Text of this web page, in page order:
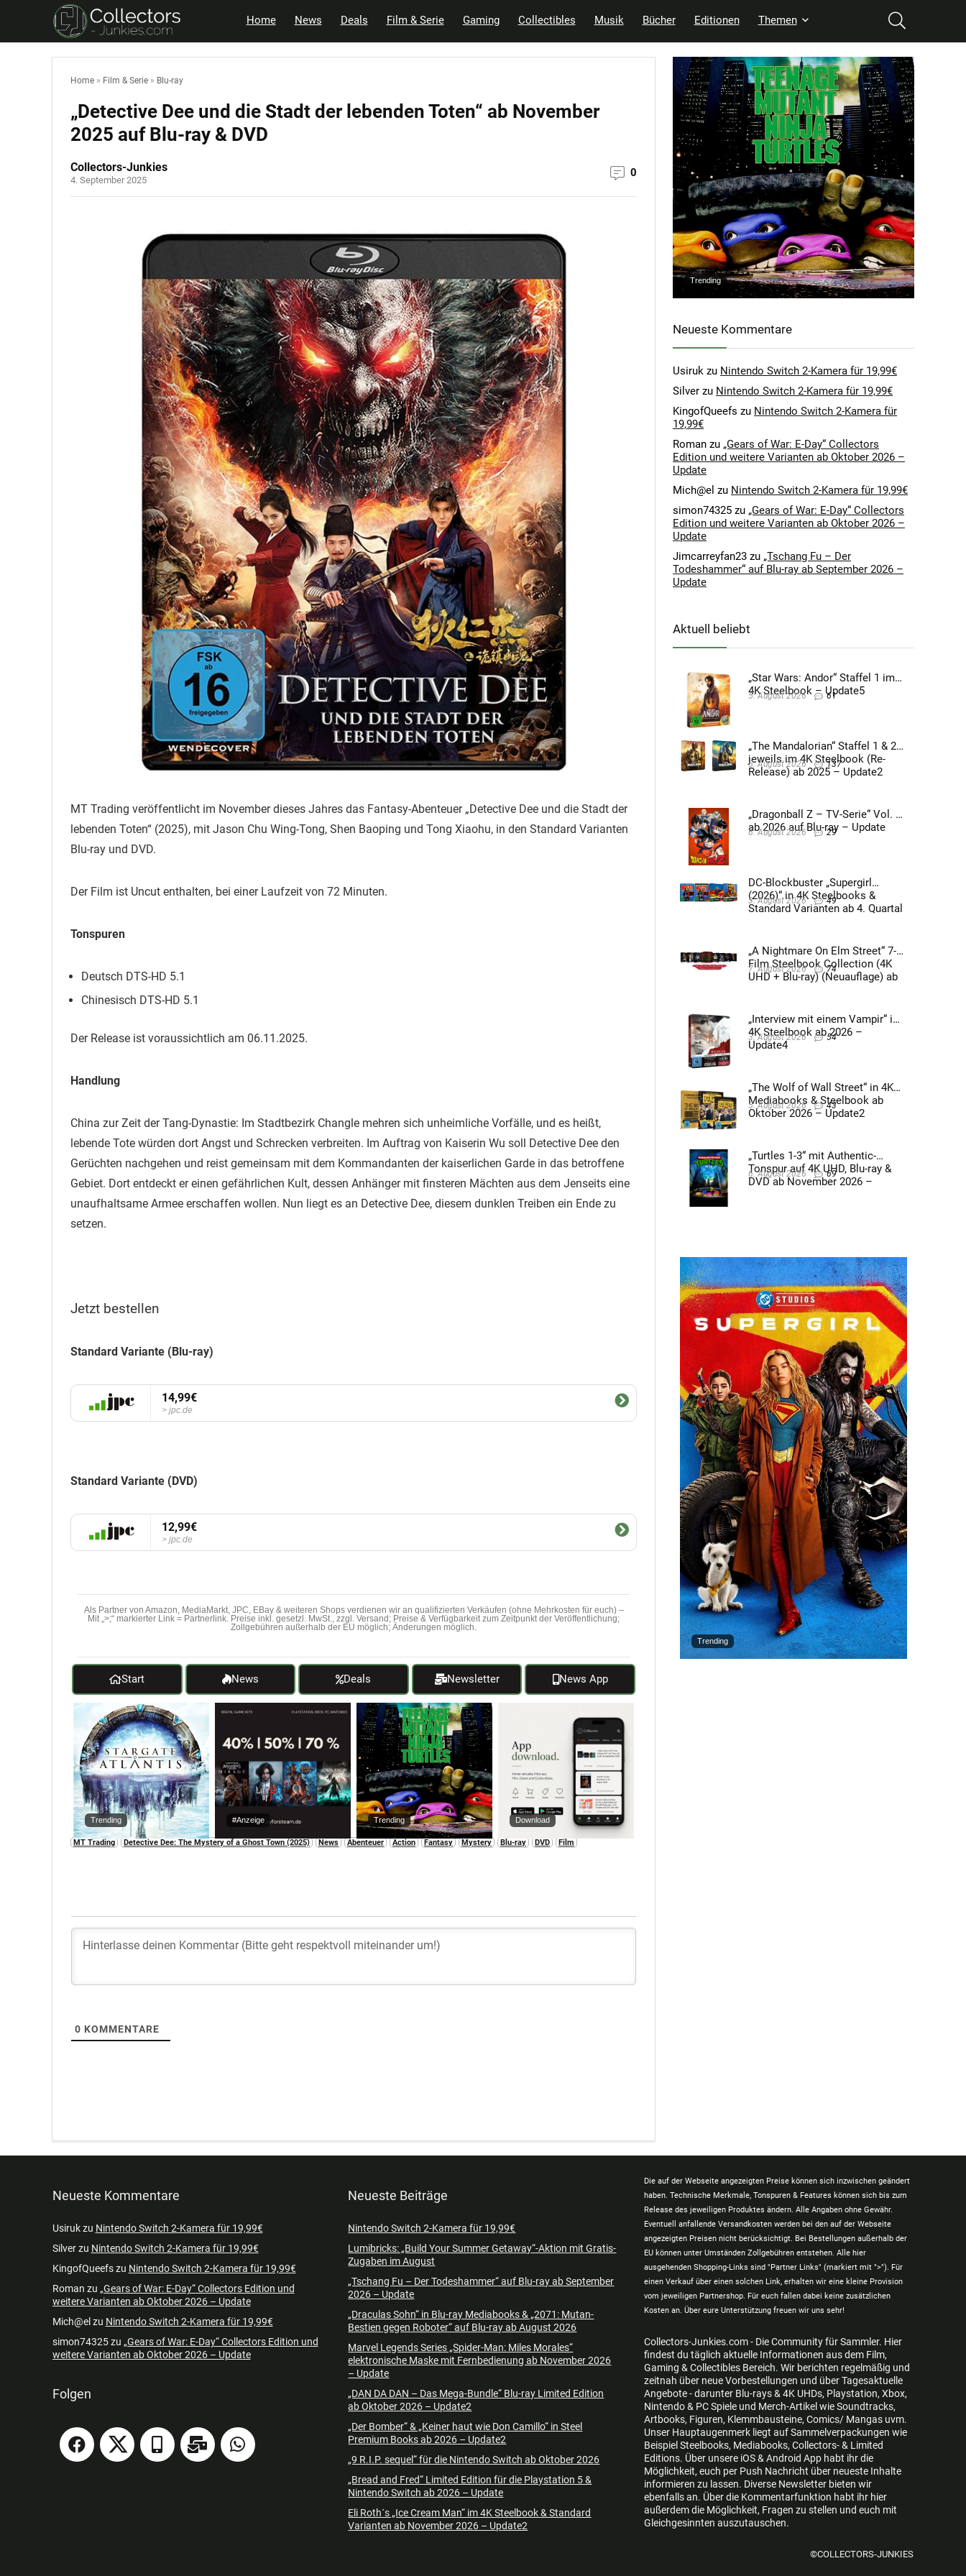
Home News Deals Film & Serie Gaming Collectibles Musik Bücher Editionen Themen
Home » Film & Serie » Blu-ray
„Detective Dee und die Stadt der lebenden Toten“ ab November
2025 auf Blu-ray & DVD
Collectors-Junkies
4. September 2025
0
MT Trading veröffentlicht im November dieses Jahres das Fantasy-Abenteuer „Detective Dee und die Stadt der
lebenden Toten“ (2025), mit Jason Chu Wing-Tong, Shen Baoping und Tong Xiaohu, in den Standard Varianten
Blu-ray und DVD.
Der Film ist Uncut enthalten, bei einer Laufzeit von 72 Minuten.
Tonspuren
Deutsch DTS-HD 5.1
Chinesisch DTS-HD 5.1
Der Release ist voraussichtlich am 06.11.2025.
Handlung
China zur Zeit der Tang-Dynastie: Im Stadtbezirk Changle mehren sich unheimliche Vorfälle, und es heißt,
lebende Tote würden dort Angst und Schrecken verbreiten. Im Auftrag von Kaiserin Wu soll Detective Dee den
Gerüchten nachgehen und reist gemeinsam mit dem Kommandanten der kaiserlichen Garde in das betroffene
Gebiet. Dort entdeckt er einen gefährlichen Kult, dessen Anhänger mit finsteren Mächten aus dem Jenseits eine
unaufhaltsame Armee erschaffen wollen. Nun liegt es an Detective Dee, diesem dunklen Treiben ein Ende zu
setzen.
Jetzt bestellen
Standard Variante (Blu-ray)
14,99€
jpc.de
Standard Variante (DVD)
12,99€
jpc.de
Als Partner von Amazon, MediaMarkt, JPC, EBay & weiteren Shops verdienen wir an qualifizierten Verkäufen (ohne Mehrkosten für euch) –
Mit „>;“ markierter Link = Partnerlink. Preise inkl. gesetzl. MwSt., zzgl. Versand; Preise & Verfügbarkeit zum Zeitpunkt der Veröffentlichung;
Zollgebühren außerhalb der EU möglich; Änderungen möglich.
Start News Deals Newsletter News App
Trending #Anzeige Trending Download
MT Trading Detective Dee: The Mystery of a Ghost Town (2025) News Abenteuer Action Fantasy Mystery Blu-ray DVD Film
0 KOMMENTARE
Trending
Neueste Kommentare
Usiruk zu Nintendo Switch 2-Kamera für 19,99€
Silver zu Nintendo Switch 2-Kamera für 19,99€
KingofQueefs zu Nintendo Switch 2-Kamera für
19,99€
Roman zu „Gears of War: E-Day“ Collectors
Edition und weitere Varianten ab Oktober 2026 –
Update
Mich@el zu Nintendo Switch 2-Kamera für 19,99€
simon74325 zu „Gears of War: E-Day“ Collectors
Edition und weitere Varianten ab Oktober 2026 –
Update
Jimcarreyfan23 zu „Tschang Fu – Der
Todeshammer“ auf Blu-ray ab September 2026 –
Update
Aktuell beliebt
„Star Wars: Andor“ Staffel 1 im
4K Steelbook – Update5
5. August 2026 61
„The Mandalorian“ Staffel 1 & 2
jeweils im 4K Steelbook (Re-
Release) ab 2025 – Update2
5. August 2026 137
„Dragonball Z – TV-Serie“ Vol. 4
ab 2026 auf Blu-ray – Update
6. August 2026 29
DC-Blockbuster „Supergirl
(2026)“ in 4K Steelbooks &
Standard Varianten ab 4. Quartal
3. August 2026 49
„A Nightmare On Elm Street“ 7-
Film Steelbook Collection (4K
UHD + Blu-ray) (Neuauflage) ab
7. August 2026 74
„Interview mit einem Vampir“ im
4K Steelbook ab 2026 –
Update4
3. August 2026 54
„The Wolf of Wall Street“ in 4K
Mediabooks & Steelbook ab
Oktober 2026 – Update2
5. August 2026 43
„Turtles 1-3“ mit Authentic-
Tonspur auf 4K UHD, Blu-ray &
DVD ab November 2026 –
6. August 2026 69
Trending
Neueste Kommentare
Usirukzu Nintendo Switch 2-Kamera für 19,99€
Silverzu Nintendo Switch 2-Kamera für 19,99€
KingofQueefszu Nintendo Switch 2-Kamera für 19,99€
Roman zu „Gears of War: E-Day“ Collectors Edition und
weitere Varianten ab Oktober 2026 – Update
Mich@el zu Nintendo Switch 2-Kamera für 19,99€
simon74325zu „Gears of War: E-Day“ Collectors Edition und
weitere Varianten ab Oktober 2026 – Update
Folgen
Neueste Beiträge
Nintendo Switch 2-Kamera für 19,99€
Lumibricks: „Build Your Summer Getaway“-Aktion mit Gratis-
Zugaben im August
„Tschang Fu – Der Todeshammer“ auf Blu-ray ab September
2026 – Update
„Draculas Sohn“ in Blu-ray Mediabooks & „2071: Mutan-
Bestien gegen Roboter“ auf Blu-ray ab August 2026
Marvel Legends Series „Spider-Man: Miles Morales“
elektronische Maske mit Fernbedienung ab November 2026
– Update
„DAN DA DAN – Das Mega-Bundle“ Blu-ray Limited Edition
ab Oktober 2026 – Update2
„Der Bomber“ & „Keiner haut wie Don Camillo“ in Steel
Premium Books ab 2026 – Update2
„9 R.I.P. sequel“ für die Nintendo Switch ab Oktober 2026
„Bread and Fred“ Limited Edition für die Playstation 5 &
Nintendo Switch ab 2026 – Update
Eli Roth´s „Ice Cream Man“ im 4K Steelbook & Standard
Varianten ab November 2026 – Update2
Die auf der Webseite angezeigten Preise können sich inzwischen geändert
haben. Technische Merkmale, Tonspuren & Features können sich bis zum
Release des jeweiligen Produktes ändern. Alle Angaben ohne Gewähr.
Eventuell anfallende Versandkosten werden bei den auf der Webseite
angezeigten Preisen nicht berücksichtigt. Bei Bestellungen außerhalb der
EU können unter Umständen Zollgebühren entstehen. Alle hier
ausgehenden Shopping-Links sind "Partner Links" (markiert mit ">"). Für
einen Verkauf über einen solchen Link, erhalten wir eine kleine Provision
vom jeweiligen Partnershop. Für euch fallen dabei keine zusätzlichen
Kosten an. Über eure Unterstützung freuen wir uns sehr!
Collectors-Junkies.com - Die Community für Sammler. Hier
findest du täglich aktuelle Informationen aus dem Film,
Gaming & Collectibles Bereich. Wir berichten regelmäßig und
zeitnah über neue Vorbestellungen und über Tagesaktuelle
Angebote - darunter Blu-rays & 4K UHDs, Playstation, Xbox,
Nintendo & PC Spiele und Merch-Artikel wie Soundtracks,
Artbooks, Figuren, Klemmbausteine, Comics/ Mangas uvm.
Unser Hauptaugenmerk liegt auf Sammelverpackungen wie
Beispiel Steelbooks, Mediabooks, Collectors- & Limited
Editions. Über unsere iOS & Android App habt ihr die
Möglichkeit, euch per Push Nachricht über neueste Inhalte
informieren zu lassen. Diverse Newsletter bieten wir
ebenfalls an. Über die Kommentarfunktion habt ihr hier
außerdem die Möglichkeit, Fragen zu stellen und euch mit
Gleichgesinnten auszutauschen.
©COLLECTORS-JUNKIES